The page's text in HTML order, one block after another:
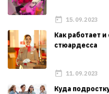
15.09.2023
Как работает
стюардесса
11.09.2023
Куда